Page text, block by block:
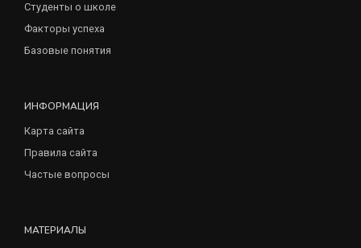
Студенты о школе
Факторы успеха
Базовые понятия
ИНФОРМАЦИЯ
Карта сайта
Правила сайта
Частые вопросы
МАТЕРИАЛЫ